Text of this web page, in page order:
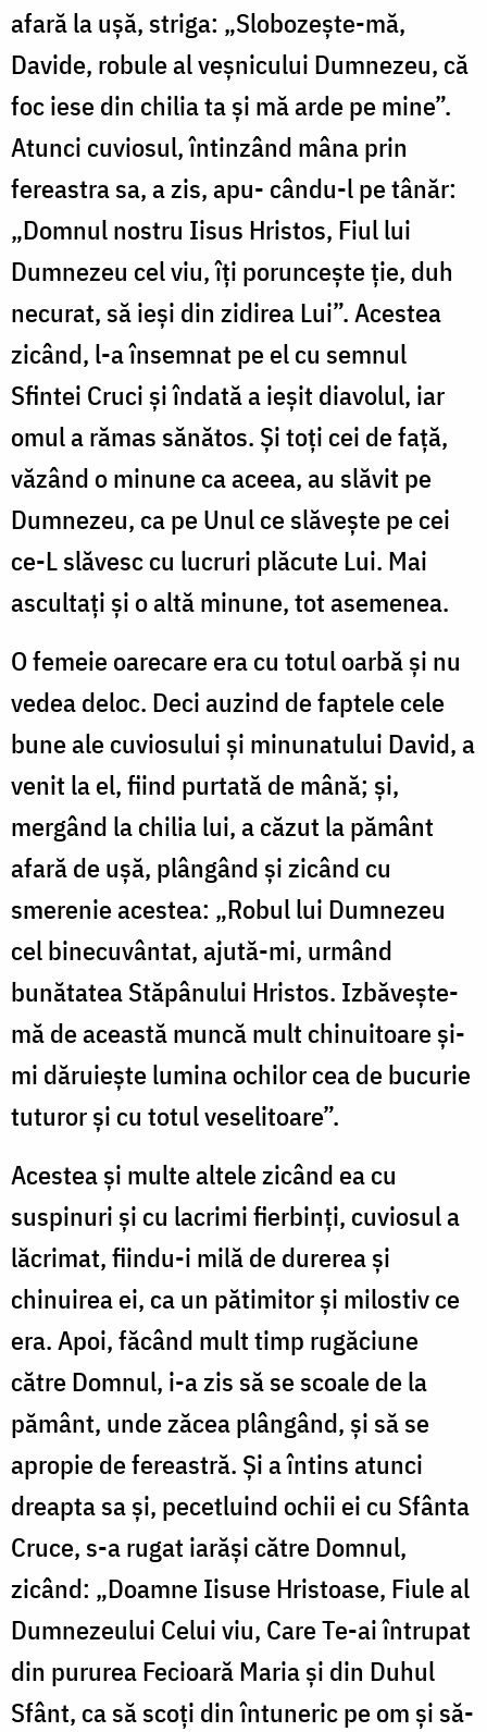
afară la ușă, striga: „Slobozește-mă,
Davide, robule al veșnicului Dumnezeu, că
foc iese din chilia ta și mă arde pe mine”.
Atunci cuviosul, întinzând mâna prin
fereastra sa, a zis, apu- cându-l pe tânăr:
„Domnul nostru Iisus Hristos, Fiul lui
Dumnezeu cel viu, îți poruncește ție, duh
necurat, să ieși din zidirea Lui”. Acestea
zicând, l-a însemnat pe el cu semnul
Sfintei Cruci și îndată a ieșit diavolul, iar
omul a rămas sănătos. Și toți cei de față,
văzând o minune ca aceea, au slăvit pe
Dumnezeu, ca pe Unul ce slăvește pe cei
ce-L slăvesc cu lucruri plăcute Lui. Mai
ascultați și o altă minune, tot asemenea.
O femeie oarecare era cu totul oarbă și nu
vedea deloc. Deci auzind de faptele cele
bune ale cuviosului și minunatului David, a
venit la el, fiind purtată de mână; și,
mergând la chilia lui, a căzut la pământ
afară de ușă, plângând și zicând cu
smerenie acestea: „Robul lui Dumnezeu
cel binecuvântat, ajută-mi, urmând
bunătatea Stăpânu­lui Hristos. Izbăvește-
mă de această muncă mult chinuitoare și-
mi dăruiește lumina ochilor cea de bucurie
tuturor și cu totul veselitoare”.
Acestea și multe altele zicând ea cu
suspinuri și cu lacrimi fierbinți, cuviosul a
lăcrimat, fiindu-i milă de durerea și
chinuirea ei, ca un pătimitor și milostiv ce
era. Apoi, făcând mult timp rugăciune
către Domnul, i-a zis să se scoale de la
pământ, unde zăcea plângând, și să se
apropie de fereastră. Și a întins atunci
dreapta sa și, pecetlu­ind ochii ei cu Sfânta
Cruce, s-a rugat iarăși către Domnul,
zicând: „Doamne Iisuse Hristoase, Fiule al
Dumnezeului Celui viu, Care Te-ai întrupat
din pururea Fecioară Maria și din Duhul
Sfânt, ca să scoți din întuneric pe om și să-